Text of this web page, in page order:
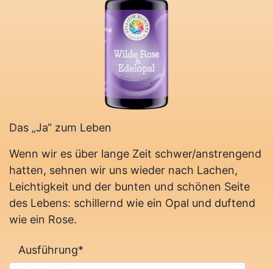
Das „Ja“ zum Leben
Wenn wir es über lange Zeit schwer/anstrengend
hatten, sehnen wir uns wieder nach Lachen,
Leichtigkeit und der bunten und schönen Seite
des Lebens: schillernd wie ein Opal und duftend
wie ein Rose.
Ausführung*